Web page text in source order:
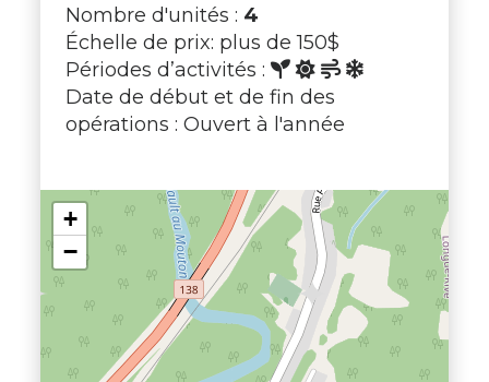
Nombre d'unités : 4
Échelle de prix: plus de 150$
Périodes d’activités :
Date de début et de fin des
opérations : Ouvert à l'année
+
−